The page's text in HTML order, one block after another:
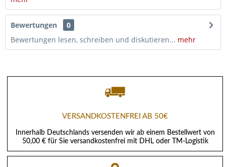
Bewertungen
0
Bewertungen lesen, schreiben und diskutieren... mehr
VERSANDKOSTENFREI AB 50€
Innerhalb Deutschlands versenden wir ab einem Bestellwert von
50,00 € für Sie versandkostenfrei mit DHL oder TM-Logistik